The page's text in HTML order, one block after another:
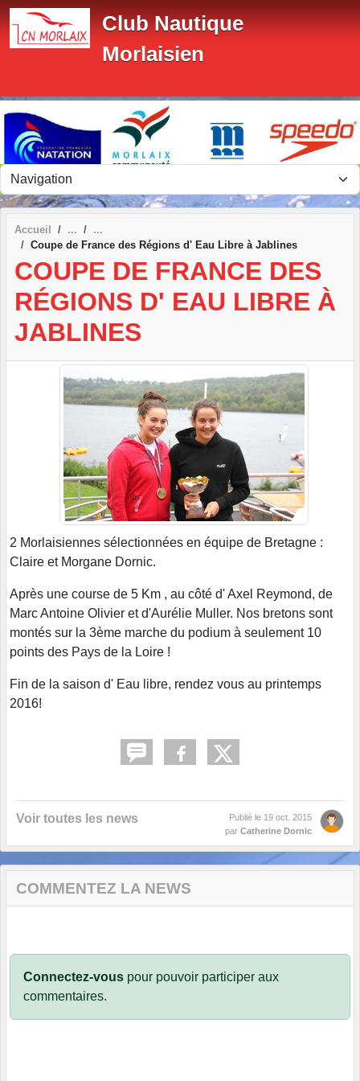
Club Nautique
Morlaisien
Accueil
Coupe de France des Régions d' Eau Libre à Jablines
COUPE DE FRANCE DES
RÉGIONS D' EAU LIBRE À
JABLINES
2 Morlaisiennes sélectionnées en équipe de Bretagne :
Claire et Morgane Dornic.
Après une course de 5 Km , au côté d' Axel Reymond, de
Marc Antoine Olivier et d'Aurélie Muller. Nos bretons sont
montés sur la 3ème marche du podium à seulement 10
points des Pays de la Loire !
Fin de la saison d' Eau libre, rendez vous au printemps
2016!
Voir toutes les news Publié le 19 oct. 2015
par Catherine Dornic
COMMENTEZ LA NEWS
Connectez-vous pour pouvoir participer aux
commentaires.
Panneau de gestion des cookies